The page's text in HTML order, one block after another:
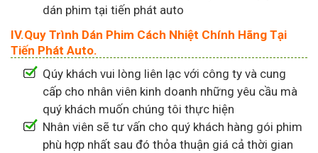
dán phim tại tiến phát auto
IV.Quy Trình Dán Phim Cách Nhiệt Chính Hãng Tại
Tiến Phát Auto.
Qúy khách vui lòng liên lạc với công ty và cung
cấp cho nhân viên kinh doanh những yêu cầu mà
quý khách muốn chúng tôi thực hiện
Nhân viên sẽ tư vấn cho quý khách hàng gói phim
phù hợp nhất sau đó thỏa thuận giá cả thời gian